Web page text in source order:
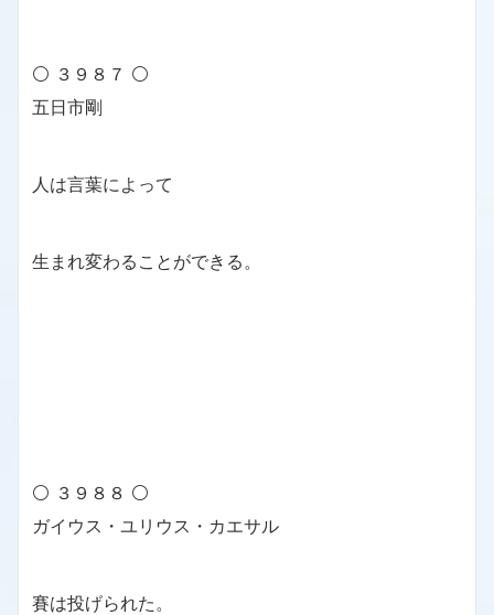
⚪ ３９８７ ⚪
五日市剛
人は言葉によって
生まれ変わることができる。
⚪ ３９８８ ⚪
ガイウス・ユリウス・カエサル
賽は投げられた。